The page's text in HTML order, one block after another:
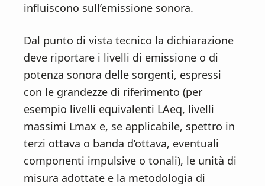
influiscono sull’emissione sonora.
Dal punto di vista tecnico la dichiarazione
deve riportare i livelli di emissione o di
potenza sonora delle sorgenti, espressi
con le grandezze di riferimento (per
esempio livelli equivalenti LAeq, livelli
massimi Lmax e, se applicabile, spettro in
terzi ottava o banda d’ottava, eventuali
componenti impulsive o tonali), le unità di
misura adottate e la metodologia di